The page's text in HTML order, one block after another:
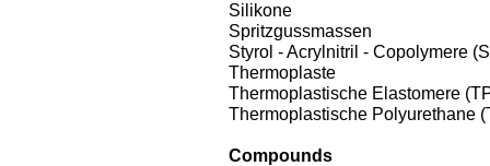
Silikone
Spritzgussmassen
Styrol - Acrylnitril - Copolymere
Thermoplaste
Thermoplastische Elastomere
Thermoplastische Polyurethane
Compounds